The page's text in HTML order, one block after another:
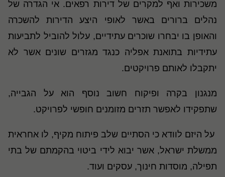
משכירות ואף למקרים של דירות רפאים. אי הגדרה של
נהלים ברורים באשר לאופי היצע הדירות להשכרה
והאופן בו יבחרו שוכרים עתידיים, עלול להוביל לתביעות
עתידיות בתואנת אפליה כנגד מגזרים שונים אשר לא
יתקבלו לאותם פרויקטים.
מנגנון בקרה ופיקוח חשוב נוסף הוא על הגבייה,
שתפקידו לאפשר תזרים מזומנים חופשי לפרויקט.
על היזם לוודא כי הסתיים שלב פיתוח מקיף, לו אחראית
ממשלת ישראל, אשר יבוא לידי ביטוי בהקמתם של בתי
תפילה, מוסדות חינוך, עסקים ועוד.